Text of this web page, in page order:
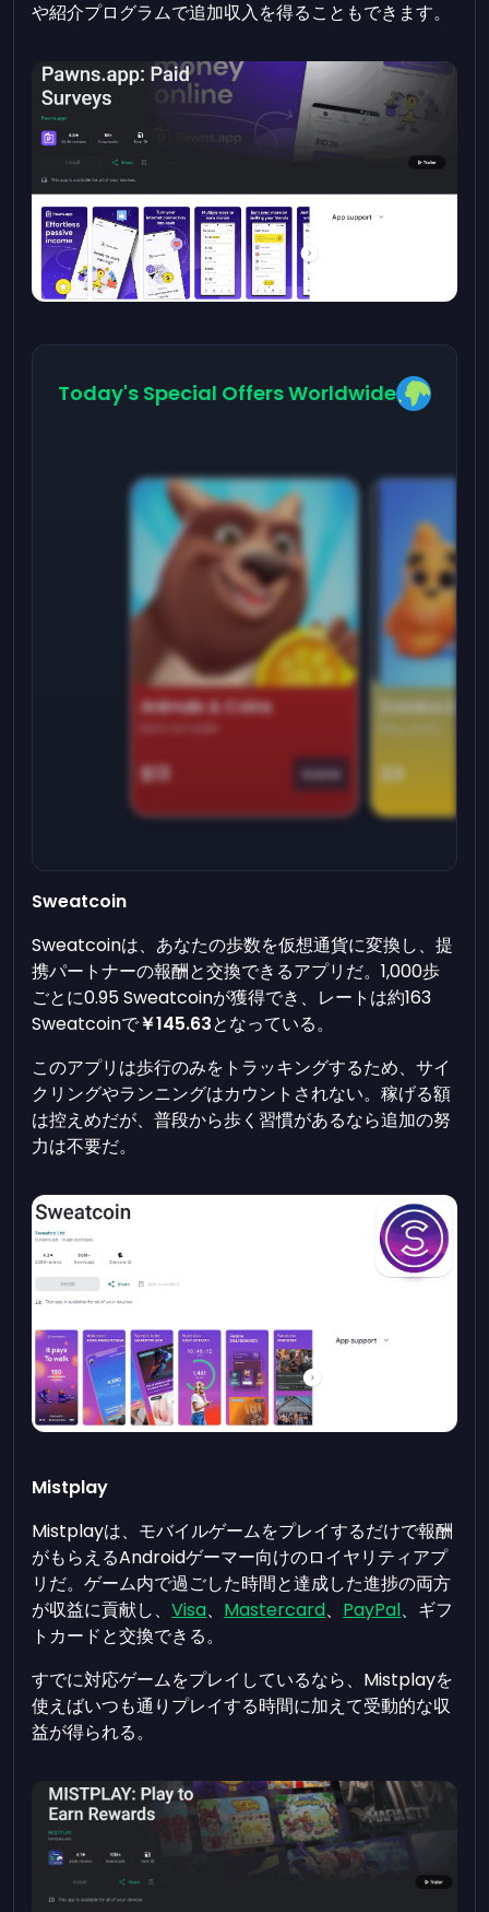
や紹介プログラムで追加収入を得ることもできます。
Today's Special Offers Worldwide
Animals & Coins
$13 Game
Domino
$9
Sweatcoin
Sweatcoinは、あなたの歩数を仮想通貨に変換し、提
携パートナーの報酬と交換できるアプリだ。1,000歩
ごとに0.95 Sweatcoinが獲得でき、レートは約163
Sweatcoinで￥145.63となっている。
このアプリは歩行のみをトラッキングするため、サイ
クリングやランニングはカウントされない。稼げる額
は控えめだが、普段から歩く習慣があるなら追加の努
力は不要だ。
Mistplay
Mistplayは、モバイルゲームをプレイするだけで報酬
がもらえるAndroidゲーマー向けのロイヤリティアプ
リだ。ゲーム内で過ごした時間と達成した進捗の両方
が収益に貢献し、Visa、 Mastercard、 PayPal、ギフ
トカードと交換できる。
すでに対応ゲームをプレイしているなら、Mistplayを
使えばいつも通りプレイする時間に加えて受動的な収
益が得られる。